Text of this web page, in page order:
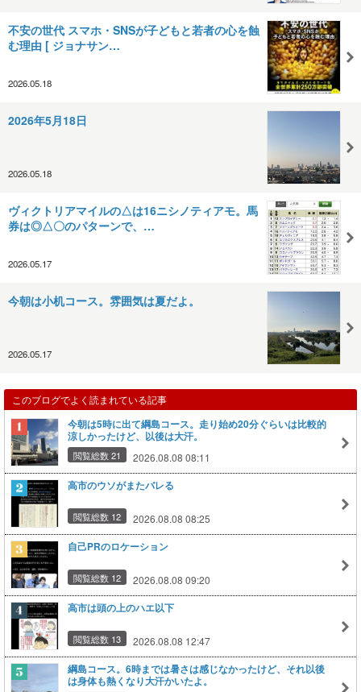
不安の世代 スマホ・SNSが子どもと若者の心を蝕
む理由 [ ジョナサン…
2026.05.18
2026年5月18日
2026.05.18
ヴィクトリアマイルの△は16ニシノティアモ。馬
券は◎△〇のパターンで、…
2026.05.17
今朝は小机コース。雰囲気は夏だよ。
2026.05.17
このブログでよく読まれている記事
今朝は5時に出て綱島コース。走り始め20分ぐらいは比較的
涼しかったけど、以後は大汗。
閲覧総数 21 2026.08.08 08:11
高市のウソがまたバレる
閲覧総数 12 2026.08.08 08:25
自己PRのロケーション
閲覧総数 12 2026.08.08 09:20
高市は頭の上のハエ以下
閲覧総数 13 2026.08.08 12:47
綱島コース。6時までは暑さは感じなかったけど、それ以後
は身体も熱くなり大汗かいたよ。